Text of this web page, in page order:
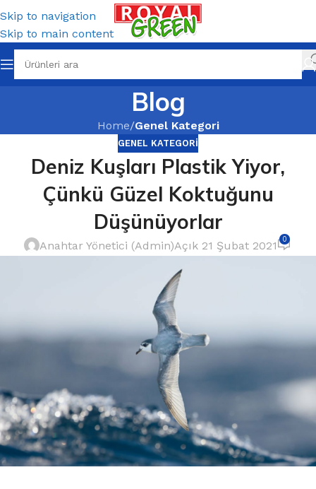
Skip to navigation
Skip to main content
Blog
Home/Genel Kategori
GENEL KATEGORI
Deniz Kuşları Plastik Yiyor,
Çünkü Güzel Koktuğunu
Düşünüyorlar
Anahtar Yönetici (Admin)Açık 21 Şubat 2021 0